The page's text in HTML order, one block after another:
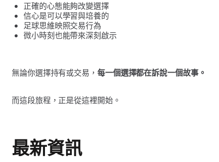
正確的心態能夠改變選擇
信心是可以學習與培養的
足球思維映照交易行為
微小時刻也能帶來深刻啟示
無論你選擇持有或交易， 每一個選擇都在訴說一個故事。
而這段旅程，正是從這裡開始。
最新資訊